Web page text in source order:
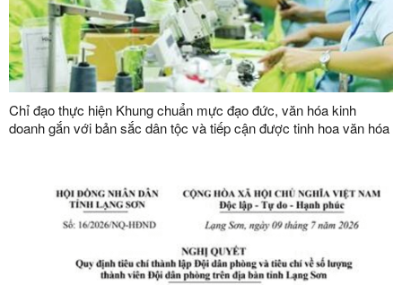
Chỉ đạo thực hiện Khung chuẩn mực đạo đức, văn hóa kinh
doanh gắn với bản sắc dân tộc và tiếp cận được tinh hoa văn hóa